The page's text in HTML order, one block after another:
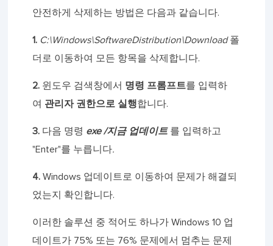
안전하게 삭제하는 방법은 다음과 같습니다.
1. C:\Windows\SoftwareDistribution\Download폴
더로 이동하여 모든 항목을 삭제합니다.
2. 윈도우 검색창에서 명령 프롬프트를 입력하
여 관리자 권한으로 실행합니다.
3. 다음 명령 exe /지금 업데이트 를 입력하고
"Enter"를 누릅니다.
4. Windows 업데이트로 이동하여 문제가 해결되
었는지 확인합니다.
이러한 솔루션 중 적어도 하나가 Windows 10 업
데이트가 75% 또는 76% 문제에서 멈추는 문제